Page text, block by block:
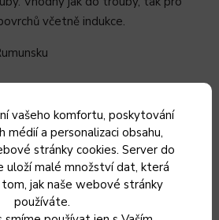
vašeho komfortu, poskytování
médií a personalizaci obsahu,
stránky cookies. Server do
uloží malé množství dat, která
jak naše webové stránky
používáte.
včetně indukce.
na pečení